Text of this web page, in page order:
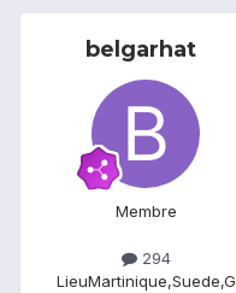
belgarhat
Membre
294
LieuMartinique,Suede,G